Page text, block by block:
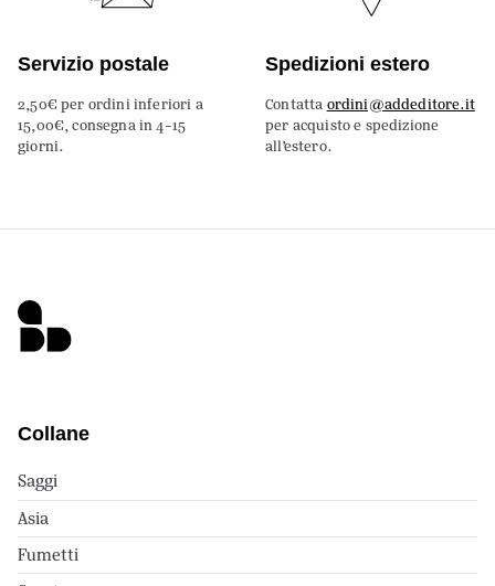
Servizio postale
2,50€ per ordini inferiori a
15,00€, consegna in 4-15
giorni.
Spedizioni estero
Contatta ordini@addeditore.it
per acquisto e spedizione
all’estero.
Collane
Saggi
Asia
Fumetti